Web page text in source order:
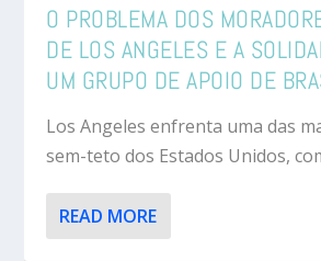
O PROBLEMA DOS
DE LOS ANGELES E A
UM GRUPO DE APOIO DE
Los Angeles enfrenta uma das
sem-teto dos Estados Unidos,
READ MORE